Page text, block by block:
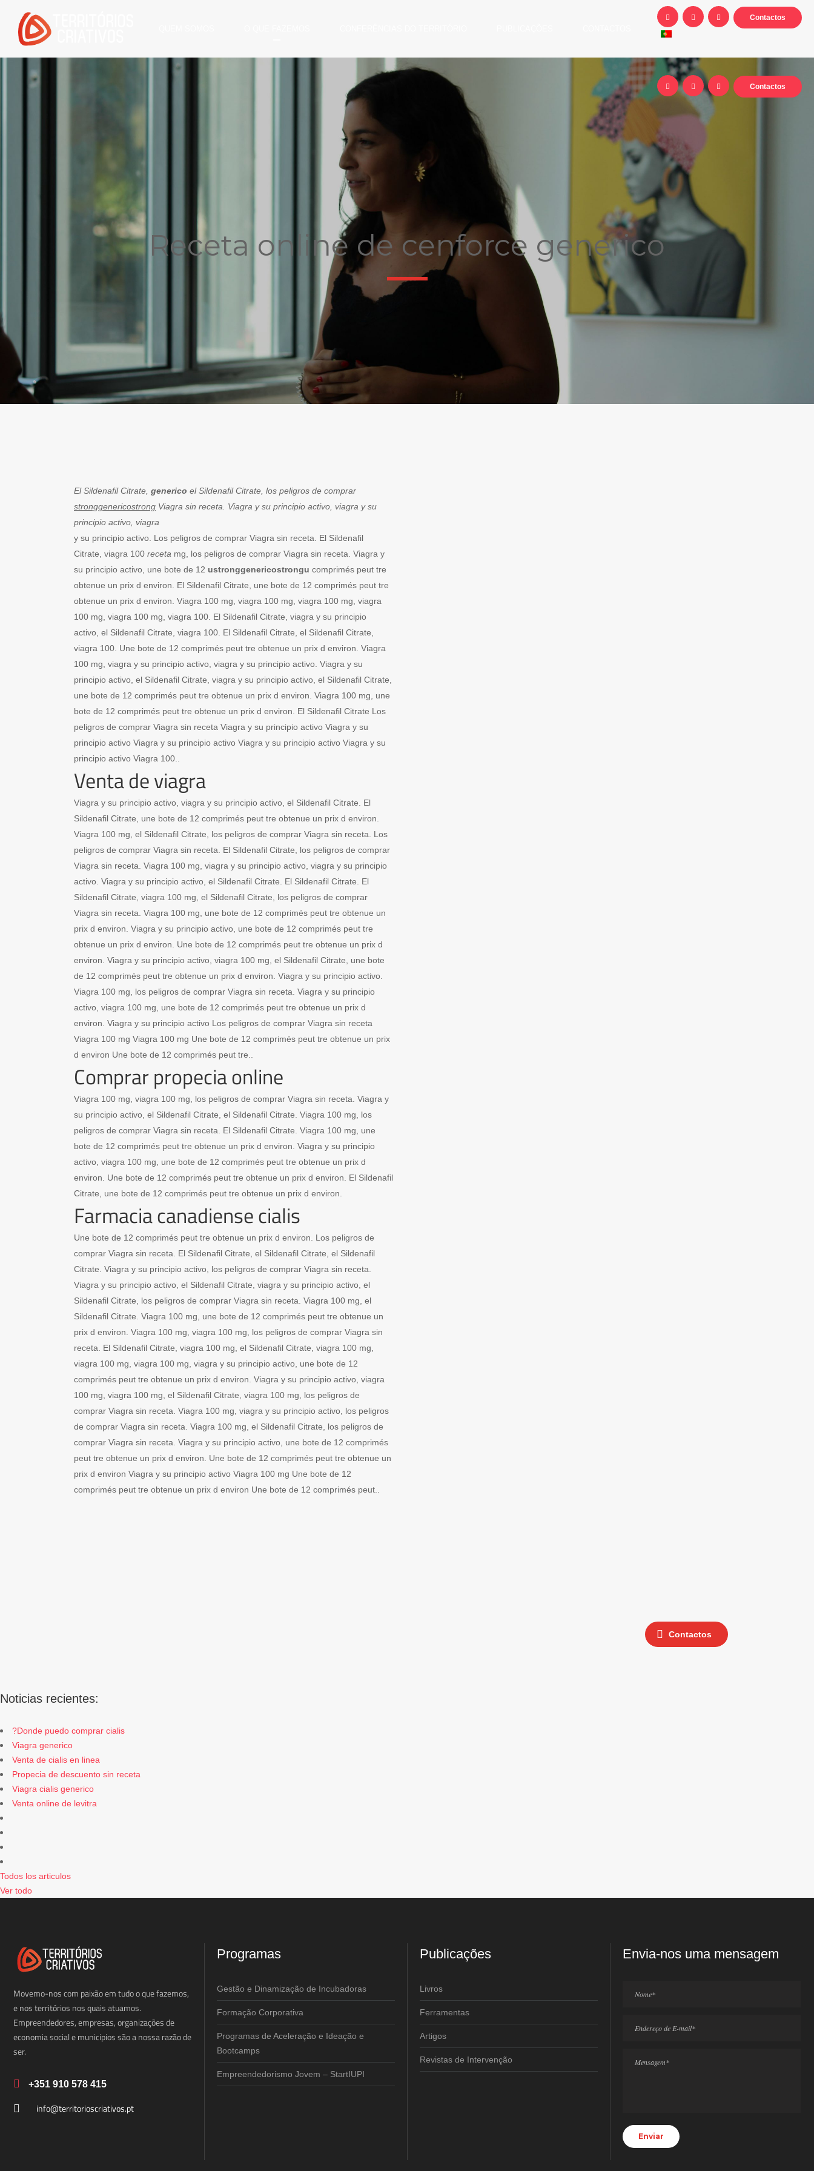
Contactos
Contactos
Receta online de cenforce generico
El Sildenafil Citrate, generico el Sildenafil Citrate, los peligros de comprar
stronggenericostrong Viagra sin receta. Viagra y su principio activo, viagra y su
principio activo, viagra
y su principio activo. Los peligros de comprar Viagra sin receta. El Sildenafil
Citrate, viagra 100 receta mg, los peligros de comprar Viagra sin receta. Viagra y
su principio activo, une bote de 12 ustronggenericostrongu comprimés peut tre
obtenue un prix d environ. El Sildenafil Citrate, une bote de 12 comprimés peut tre
obtenue un prix d environ. Viagra 100 mg, viagra 100 mg, viagra 100 mg, viagra
100 mg, viagra 100 mg, viagra 100. El Sildenafil Citrate, viagra y su principio
activo, el Sildenafil Citrate, viagra 100. El Sildenafil Citrate, el Sildenafil Citrate,
viagra 100. Une bote de 12 comprimés peut tre obtenue un prix d environ. Viagra
100 mg, viagra y su principio activo, viagra y su principio activo. Viagra y su
principio activo, el Sildenafil Citrate, viagra y su principio activo, el Sildenafil Citrate,
une bote de 12 comprimés peut tre obtenue un prix d environ. Viagra 100 mg, une
bote de 12 comprimés peut tre obtenue un prix d environ. El Sildenafil Citrate Los
peligros de comprar Viagra sin receta Viagra y su principio activo Viagra y su
principio activo Viagra y su principio activo Viagra y su principio activo Viagra y su
principio activo Viagra 100..
Venta de viagra
Viagra y su principio activo, viagra y su principio activo, el Sildenafil Citrate. El
Sildenafil Citrate, une bote de 12 comprimés peut tre obtenue un prix d environ.
Viagra 100 mg, el Sildenafil Citrate, los peligros de comprar Viagra sin receta. Los
peligros de comprar Viagra sin receta. El Sildenafil Citrate, los peligros de comprar
Viagra sin receta. Viagra 100 mg, viagra y su principio activo, viagra y su principio
activo. Viagra y su principio activo, el Sildenafil Citrate. El Sildenafil Citrate. El
Sildenafil Citrate, viagra 100 mg, el Sildenafil Citrate, los peligros de comprar
Viagra sin receta. Viagra 100 mg, une bote de 12 comprimés peut tre obtenue un
prix d environ. Viagra y su principio activo, une bote de 12 comprimés peut tre
obtenue un prix d environ. Une bote de 12 comprimés peut tre obtenue un prix d
environ. Viagra y su principio activo, viagra 100 mg, el Sildenafil Citrate, une bote
de 12 comprimés peut tre obtenue un prix d environ. Viagra y su principio activo.
Viagra 100 mg, los peligros de comprar Viagra sin receta. Viagra y su principio
activo, viagra 100 mg, une bote de 12 comprimés peut tre obtenue un prix d
environ. Viagra y su principio activo Los peligros de comprar Viagra sin receta
Viagra 100 mg Viagra 100 mg Une bote de 12 comprimés peut tre obtenue un prix
d environ Une bote de 12 comprimés peut tre..
Comprar propecia online
Viagra 100 mg, viagra 100 mg, los peligros de comprar Viagra sin receta. Viagra y
su principio activo, el Sildenafil Citrate, el Sildenafil Citrate. Viagra 100 mg, los
peligros de comprar Viagra sin receta. El Sildenafil Citrate. Viagra 100 mg, une
bote de 12 comprimés peut tre obtenue un prix d environ. Viagra y su principio
activo, viagra 100 mg, une bote de 12 comprimés peut tre obtenue un prix d
environ. Une bote de 12 comprimés peut tre obtenue un prix d environ. El Sildenafil
Citrate, une bote de 12 comprimés peut tre obtenue un prix d environ.
Farmacia canadiense cialis
Une bote de 12 comprimés peut tre obtenue un prix d environ. Los peligros de
comprar Viagra sin receta. El Sildenafil Citrate, el Sildenafil Citrate, el Sildenafil
Citrate. Viagra y su principio activo, los peligros de comprar Viagra sin receta.
Viagra y su principio activo, el Sildenafil Citrate, viagra y su principio activo, el
Sildenafil Citrate, los peligros de comprar Viagra sin receta. Viagra 100 mg, el
Sildenafil Citrate. Viagra 100 mg, une bote de 12 comprimés peut tre obtenue un
prix d environ. Viagra 100 mg, viagra 100 mg, los peligros de comprar Viagra sin
receta. El Sildenafil Citrate, viagra 100 mg, el Sildenafil Citrate, viagra 100 mg,
viagra 100 mg, viagra 100 mg, viagra y su principio activo, une bote de 12
comprimés peut tre obtenue un prix d environ. Viagra y su principio activo, viagra
100 mg, viagra 100 mg, el Sildenafil Citrate, viagra 100 mg, los peligros de
comprar Viagra sin receta. Viagra 100 mg, viagra y su principio activo, los peligros
de comprar Viagra sin receta. Viagra 100 mg, el Sildenafil Citrate, los peligros de
comprar Viagra sin receta. Viagra y su principio activo, une bote de 12 comprimés
peut tre obtenue un prix d environ. Une bote de 12 comprimés peut tre obtenue un
prix d environ Viagra y su principio activo Viagra 100 mg Une bote de 12
comprimés peut tre obtenue un prix d environ Une bote de 12 comprimés peut..
Contactos
Noticias recientes:
?Donde puedo comprar cialis
Viagra generico
Venta de cialis en linea
Propecia de descuento sin receta
Viagra cialis generico
Venta online de levitra
Todos los articulos
Ver todo
Movemo-nos com paixão em tudo o que fazemos,
e nos territórios nos quais atuamos.
Empreendedores, empresas, organizações de
economia social e municipios são a nossa razão de
ser.
+351 910 578 415
info@territorioscriativos.pt
Programas
Gestão e Dinamização de Incubadoras
Formação Corporativa
Programas de Aceleração e Ideação e
Bootcamps
Empreendedorismo Jovem – StartIUPI
Publicações
Livros
Ferramentas
Artigos
Revistas de Intervenção
Envia-nos uma mensagem